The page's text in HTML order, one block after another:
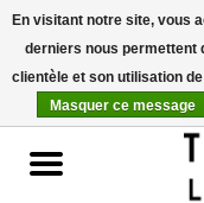
Accueil
LIVRES
En visitant notre site, vous
derniers nous permettent
clientèle et son utilisation
Masquer ce message